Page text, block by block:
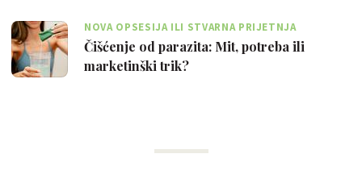
NOVA OPSESIJA ILI STVARNA PRIJETNJA
Čišćenje od parazita: Mit, potreba ili
marketinški trik?